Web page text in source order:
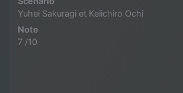
Yuhei Sakuragi et Keiichiro Ochi
Note
7 /10